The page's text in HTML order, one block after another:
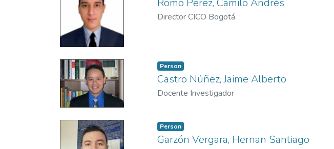
Romo Pérez, Camilo Andrés
Director CICO Bogotá
Person
Castro Núñez, Jaime Alberto
Docente Investigador
Person
Garzón Vergara, Hernan Santiago